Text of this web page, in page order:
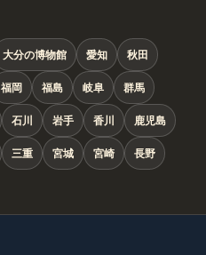
大分の博物館 愛知 秋田
福岡 福島 岐阜 群馬
石川 岩手 香川 鹿児島
三重 宮城 宮崎 長野